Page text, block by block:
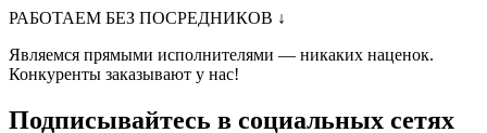
РАБОТАЕМ БЕЗ ПОСРЕДНИКОВ ↓
Являемся прямыми исполнителями — никаких наценок.
Конкуренты заказывают у нас!
Подписывайтесь в социальных сетях